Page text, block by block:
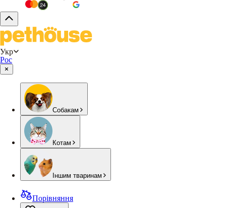
Укр
Рос
Собакам
Котам
Іншим тваринам
Порівняння